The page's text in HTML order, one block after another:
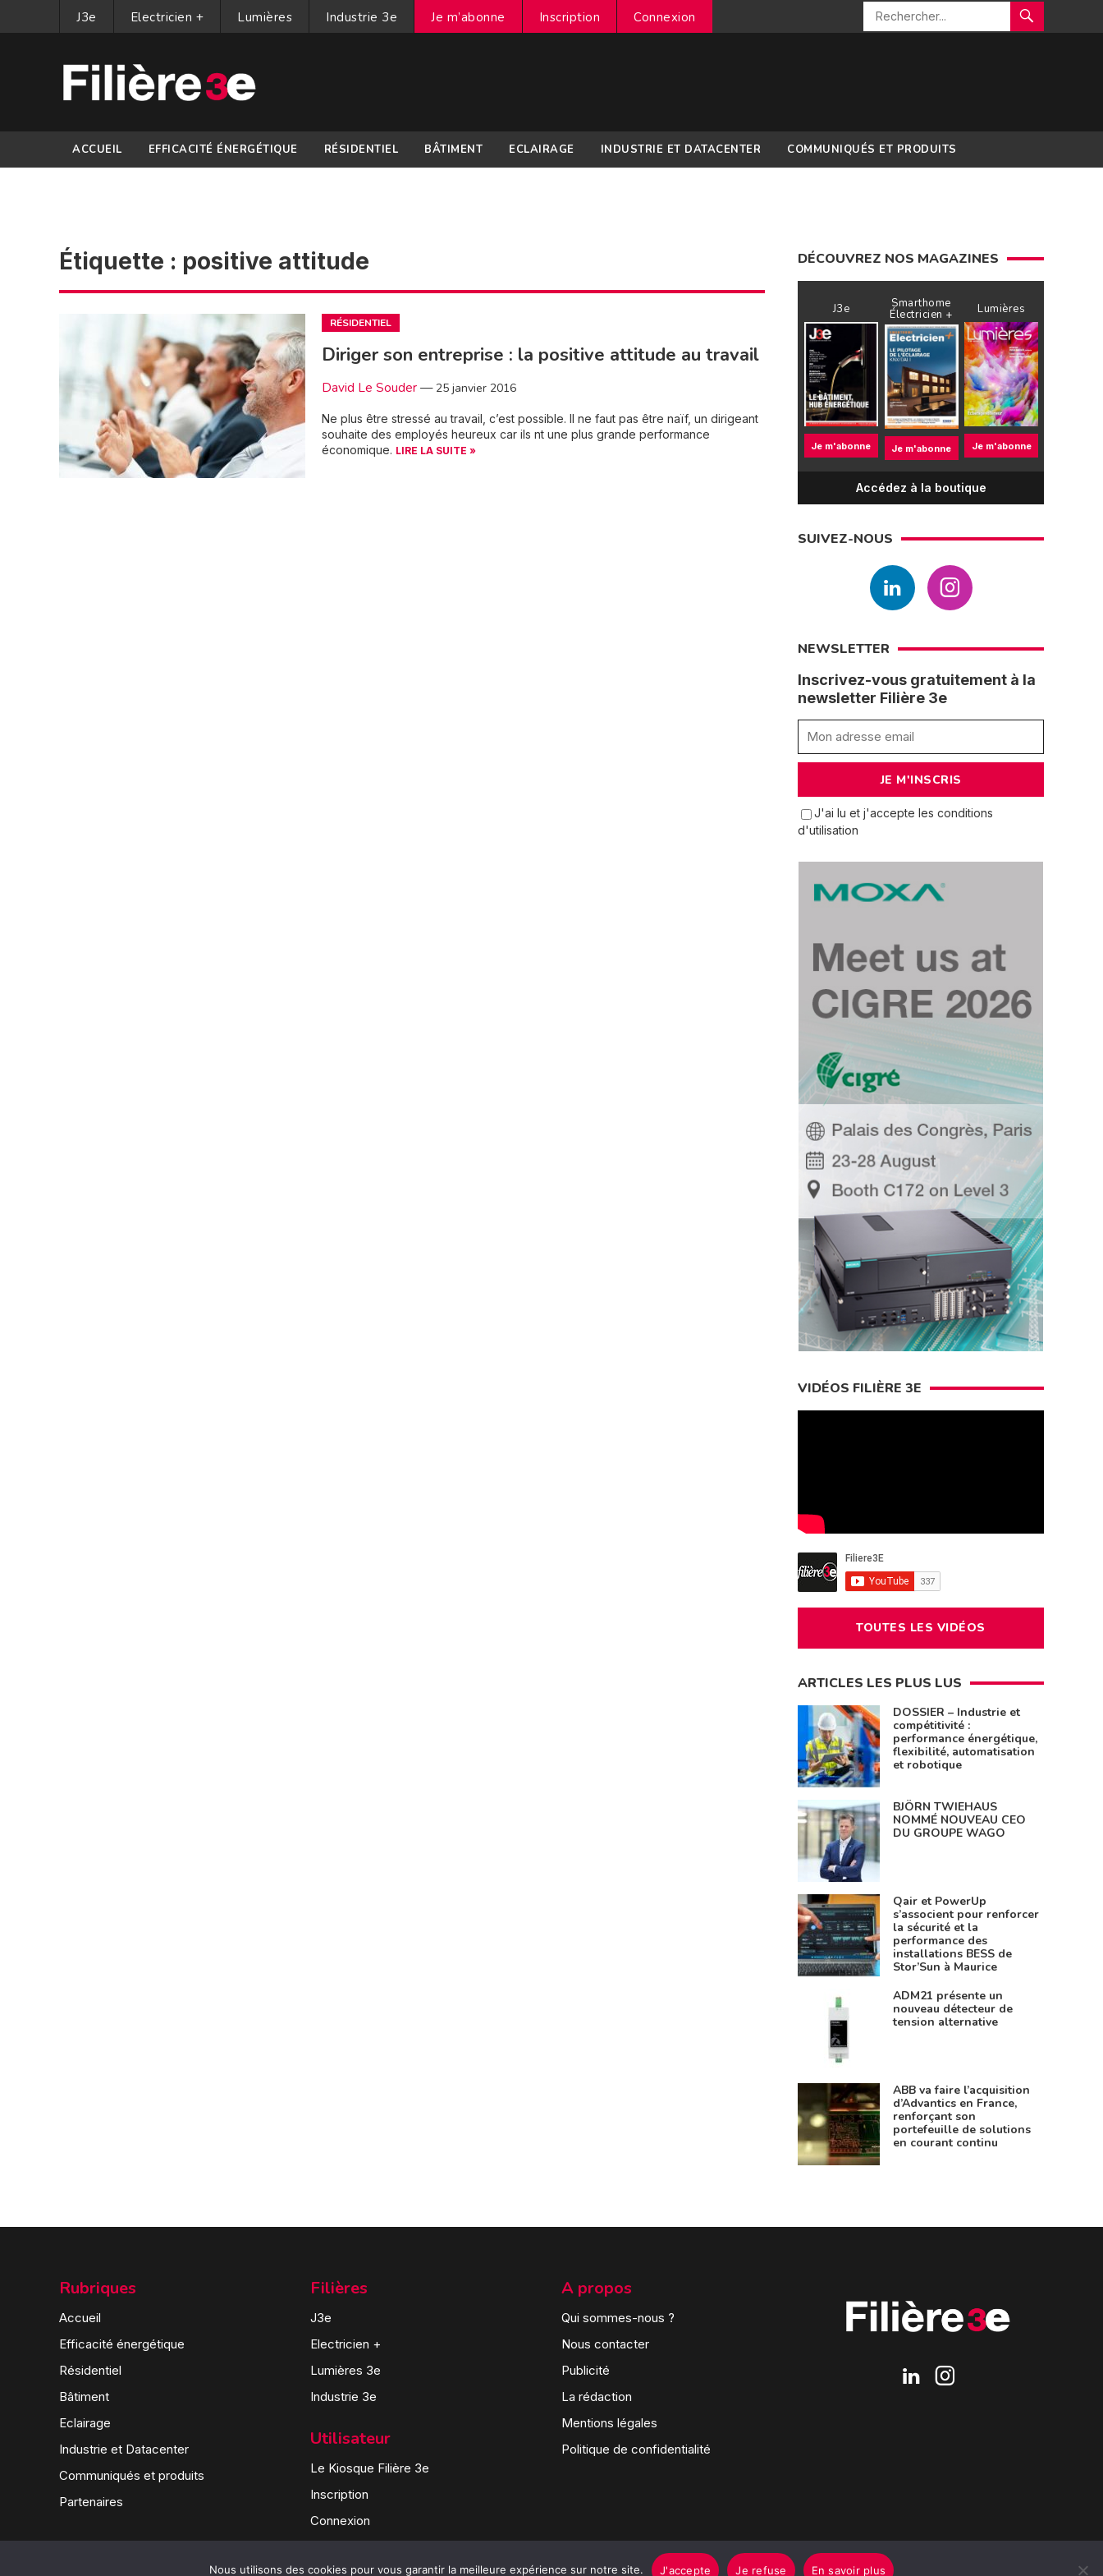
J3e Electricien + Lumières Industrie 3e Je m’abonne Inscription Connexion
ACCUEIL EFFICACITÉ ÉNERGÉTIQUE RÉSIDENTIEL BÂTIMENT ECLAIRAGE INDUSTRIE ET DATACENTER COMMUNIQUÉS ET PRODUITS
Étiquette : positive attitude
RÉSIDENTIEL
Diriger son entreprise : la positive attitude au travail
David Le Souder— 25 janvier 2016
Ne plus être stressé au travail, c’est possible. Il ne faut pas être naïf, un dirigeant
souhaite des employés heureux car ils nt une plus grande performance
économique. LIRE LA SUITE »
DÉCOUVREZ NOS MAGAZINES
J3e
Je m'abonne
Smarthome
Électricien +
Je m'abonne
Lumières
Je m'abonne
Accédez à la boutique
SUIVEZ-NOUS
NEWSLETTER
Inscrivez-vous gratuitement à la
newsletter Filière 3e
J'ai lu et j'accepte les conditions
d'utilisation
VIDÉOS FILIÈRE 3E
TOUTES LES VIDÉOS
ARTICLES LES PLUS LUS
DOSSIER – Industrie et
compétitivité :
performance énergétique,
flexibilité, automatisation
et robotique
BJÖRN TWIEHAUS
NOMMÉ NOUVEAU CEO
DU GROUPE WAGO
Qair et PowerUp
s’associent pour renforcer
la sécurité et la
performance des
installations BESS de
Stor’Sun à Maurice
ADM21 présente un
nouveau détecteur de
tension alternative
ABB va faire l’acquisition
d’Advantics en France,
renforçant son
portefeuille de solutions
en courant continu
Rubriques
Accueil
Efficacité énergétique
Résidentiel
Bâtiment
Eclairage
Industrie et Datacenter
Communiqués et produits
Partenaires
Filières
J3e
Electricien +
Lumières 3e
Industrie 3e
Utilisateur
Le Kiosque Filière 3e
Inscription
Connexion
A propos
Qui sommes-nous ?
Nous contacter
Publicité
La rédaction
Mentions légales
Politique de confidentialité
Nous utilisons des cookies pour vous garantir la meilleure expérience sur notre site. J'accepte Je refuse En savoir plus